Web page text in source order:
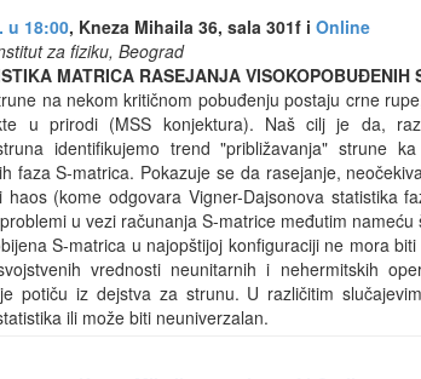
u 18:00, Kneza Mihaila 36, sala 301f i Online
za fiziku, Beograd
MATRICA RASEJANJA VISOKOPOBUĐENIH
na nekom kritičnom pobuđenju postaju crne
u prirodi (MSS konjektura). Naš cilj je da,
identifikujemo trend "približavanja" strune
faza S-matrica. Pokazuje se da rasejanje,
haos (kome odgovara Vigner-Dajsonova statistika
u vezi računanja S-matrice međutim
S-matrica u najopštijoj konfiguraciji ne mora
vrednosti neunitarnih i nehermitskih
potiču iz dejstva za strunu. U različitim
ili može biti neuniverzalan.